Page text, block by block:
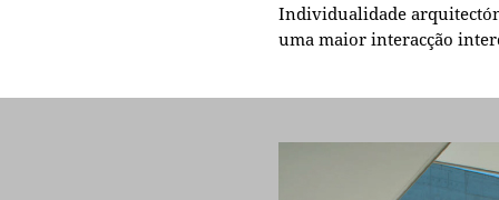
Individualidade
uma maior interacção